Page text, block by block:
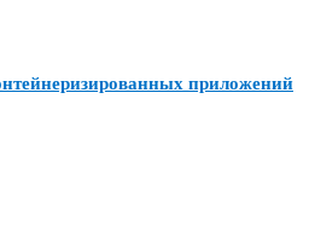
приложений